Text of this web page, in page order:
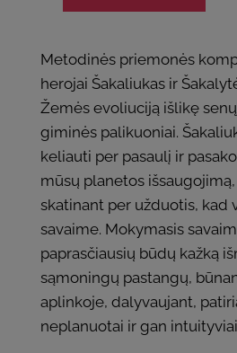
Metodinės priemonės
herojai Šakaliukas ir
Žemės evoliuciją išlikę
giminės palikuoniai.
keliauti per pasaulį ir
mūsų planetos
skatinant per užduotis, kad
savaime. Mokymasis
paprasčiausių būdų kažką
sąmoningų pastangų,
aplinkoje, dalyvaujant,
neplanuotai ir gan